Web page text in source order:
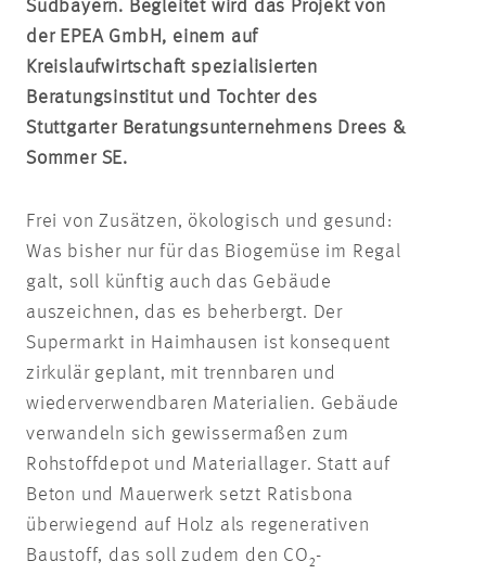
Südbayern. Begleitet wird das Projekt von
der EPEA GmbH, einem auf
Kreislaufwirtschaft spezialisierten
Beratungsinstitut und Tochter des
Stuttgarter Beratungsunternehmens Drees &
Sommer SE.
Frei von Zusätzen, ökologisch und gesund:
Was bisher nur für das Biogemüse im Regal
galt, soll künftig auch das Gebäude
auszeichnen, das es beherbergt. Der
Supermarkt in Haimhausen ist konsequent
zirkulär geplant, mit trennbaren und
wiederverwendbaren Materialien. Gebäude
verwandeln sich gewissermaßen zum
Rohstoffdepot und Materiallager. Statt auf
Beton und Mauerwerk setzt Ratisbona
überwiegend auf Holz als regenerativen
Baustoff, das soll zudem den CO₂-